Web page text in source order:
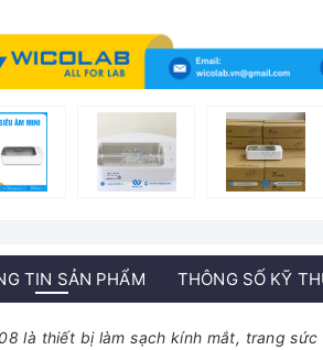
TIN SẢN PHẨM THÔNG SỐ KỸ
là thiết bị làm sạch kính mắt, trang